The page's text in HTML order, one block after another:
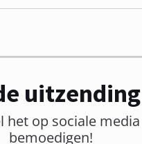
het op sociale
bemoedigen!